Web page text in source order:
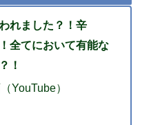
れました？！辛
全てにおいて有能な
！
YouTube）